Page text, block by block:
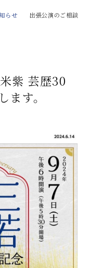
らせ 出張公演のご相談
紫 芸歴30
す。